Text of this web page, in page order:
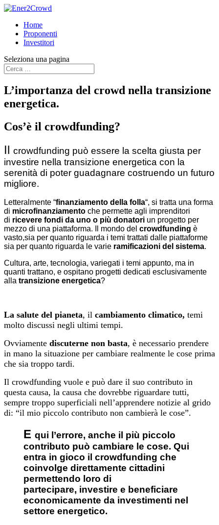
Home
Proponenti
Investitori
Seleziona una pagina
L’importanza del crowd nella transizione
energetica.
Cos’è il crowdfunding?
Il crowdfunding può essere la scelta giusta per
investire nella transizione energetica con la
serenità di poter guadagnare costruendo un futuro
migliore.
Letteralmente “finanziamento della folla“, si tratta una forma
di microfinanziamento che permette agli imprenditori
di ricevere fondi da uno o più donatori un progetto per
mezzo di una piattaforma. Il mondo del crowdfunding è
vasto,sia per quanto riguarda i temi trattati dalle piattaforme
sia per quanto riguarda le varie ramificazioni del sistema.
Cultura, arte, tecnologia, variegati i temi appunto, ma in
quanti trattano, e ospitano progetti dedicati esclusivamente
alla transizione energetica?
La salute del pianeta, il cambiamento climatico, temi
molto discussi negli ultimi tempi.
Ovviamente discuterne non basta, è necessario prendere
in mano la situazione per cambiare realmente le cose prima
che sia troppo tardi.
Il crowdfunding vuole e può dare il suo contributo in
questa causa, la causa che dovrebbe riguardare tutti,
sempre troppo superficiali nell’apprendere notizie al grido
di: “il mio piccolo contributo non cambierà le cose”.
E qui l’errore, anche il più piccolo
contributo può cambiare le cose. Qui
entra in gioco il crowdfunding che
coinvolge direttamente cittadini
permettendo loro di
partecipare, investire e beneficiare
economicamente da investimenti nel
settore energetico.